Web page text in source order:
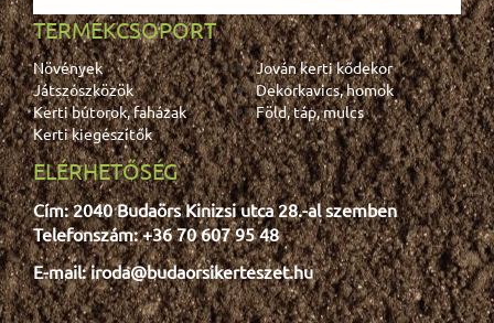
TERMÉKCSOPORT
Növények
Jován kerti kődekor
Játszószközök
Dekorkavics, homok
Kerti bútorok, faházak
Föld, táp, mulcs
Kerti kiegészítők
ELÉRHETŐSÉG
Cím: 2040 Budaörs Kinizsi utca 28.-al szemben
Telefonszám: +36 70 607 95 48
E-mail: iroda@budaorsikerteszet.hu